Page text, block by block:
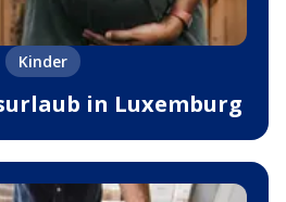
Kinder
in Luxemburg